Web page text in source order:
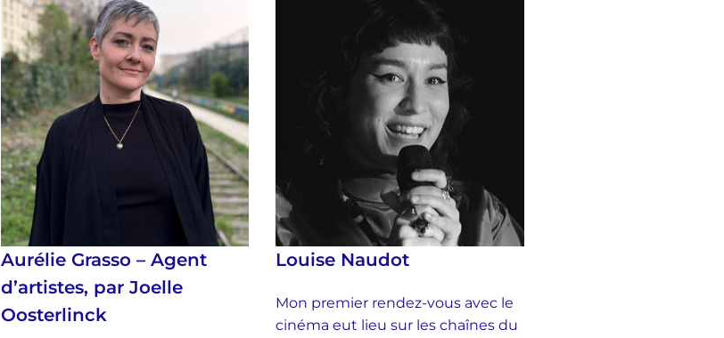
Aurélie Grasso – Agent
d’artistes, par Joelle
Oosterlinck
Louise Naudot
Mon premier rendez-vous avec le
cinéma eut lieu sur les chaînes du